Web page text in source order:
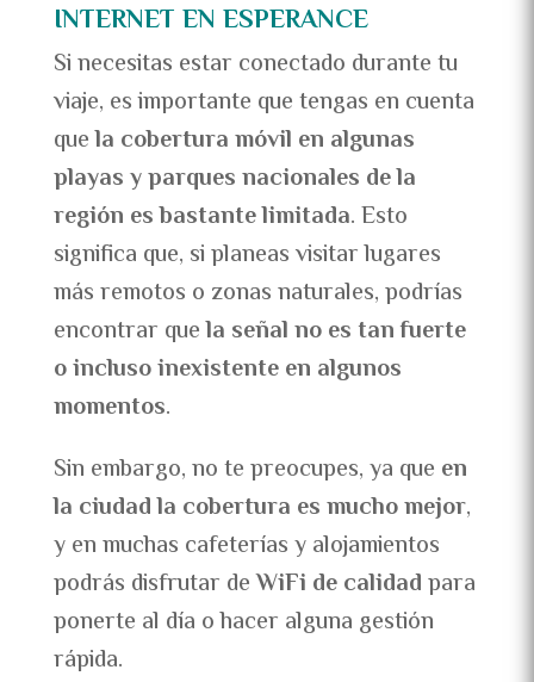
INTERNET EN ESPERANCE
Si necesitas estar conectado durante tu
viaje, es importante que tengas en cuenta
quela cobertura móvil en algunas
playas y parques nacionales de la
región es bastante limitada. Esto
significa que, si planeas visitar lugares
más remotos o zonas naturales, podrías
encontrar quela señal no es tan fuerte
o incluso inexistente en algunos
momentos.
Sin embargo, no te preocupes, ya que en
la ciudad la cobertura es mucho mejor,
y en muchas cafeterías y alojamientos
podrás disfrutar deWiFi de calidadpara
ponerte al día o hacer alguna gestión
rápida.